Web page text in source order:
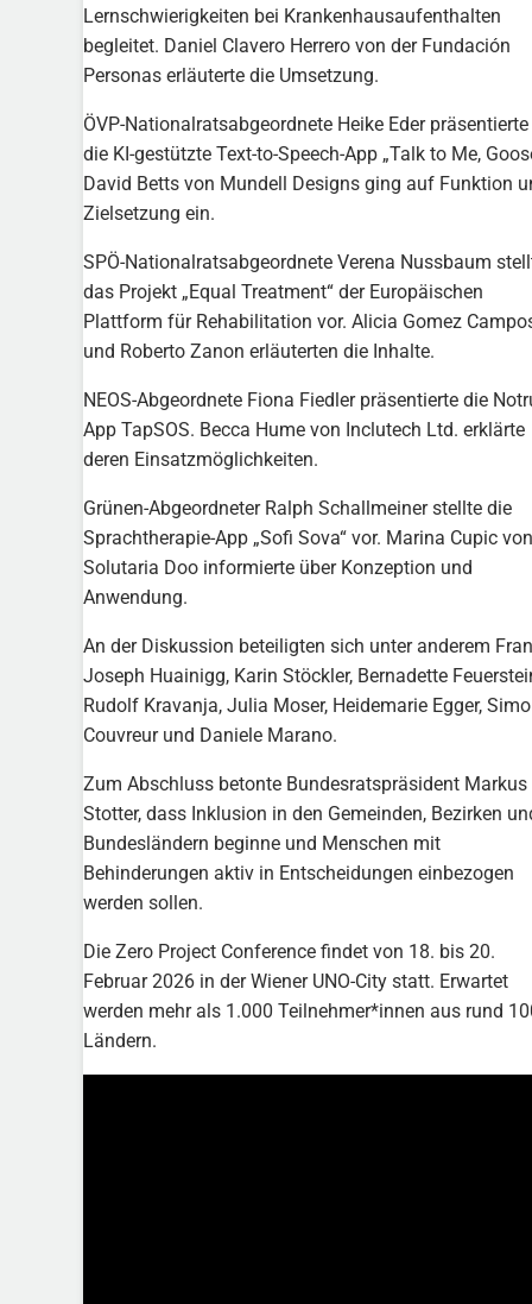
Lernschwierigkeiten bei Krankenhausaufenthalten
begleitet. Daniel Clavero Herrero von der Fundación
Personas erläuterte die Umsetzung.
ÖVP-Nationalratsabgeordnete Heike Eder präsentierte
die KI-gestützte Text-to-Speech-App „Talk to Me,
David Betts von Mundell Designs ging auf Funktion
Zielsetzung ein.
SPÖ-Nationalratsabgeordnete Verena Nussbaum
das Projekt „Equal Treatment“ der Europäischen
Plattform für Rehabilitation vor. Alicia Gomez
und Roberto Zanon erläuterten die Inhalte.
NEOS-Abgeordnete Fiona Fiedler präsentierte die
App TapSOS. Becca Hume von Inclutech Ltd. erklärte
deren Einsatzmöglichkeiten.
Grünen-Abgeordneter Ralph Schallmeiner stellte die
Sprachtherapie-App „Sofi Sova“ vor. Marina Cupic von
Solutaria Doo informierte über Konzeption und
Anwendung.
An der Diskussion beteiligten sich unter anderem
Joseph Huainigg, Karin Stöckler, Bernadette
Rudolf Kravanja, Julia Moser, Heidemarie Egger,
Couvreur und Daniele Marano.
Zum Abschluss betonte Bundesratspräsident Markus
Stotter, dass Inklusion in den Gemeinden, Bezirken
Bundesländern beginne und Menschen mit
Behinderungen aktiv in Entscheidungen einbezogen
werden sollen.
Die Zero Project Conference findet von 18. bis 20.
Februar 2026 in der Wiener UNO-City statt. Erwartet
werden mehr als 1.000 Teilnehmer*innen aus rund
Ländern.